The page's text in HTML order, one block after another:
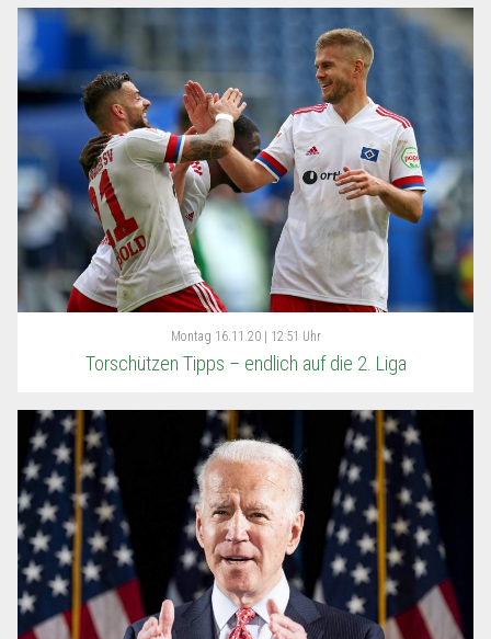
Montag 16.11.20 | 12:51 Uhr
Torschützen Tipps – endlich auf die 2. Liga